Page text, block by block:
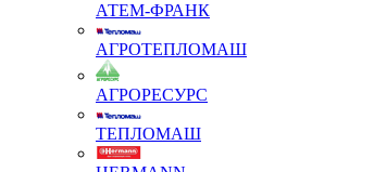
АТЕМ-ФРАНК
АГРОТЕПЛОМАШ
АГРОРЕСУРС
ТЕПЛОМАШ